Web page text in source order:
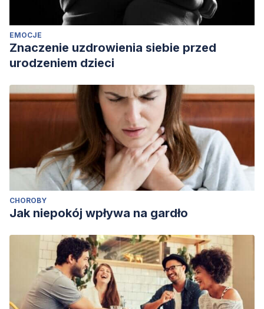
EMOCJE
Znaczenie uzdrowienia siebie przed
urodzeniem dzieci
CHOROBY
Jak niepokój wpływa na gardło